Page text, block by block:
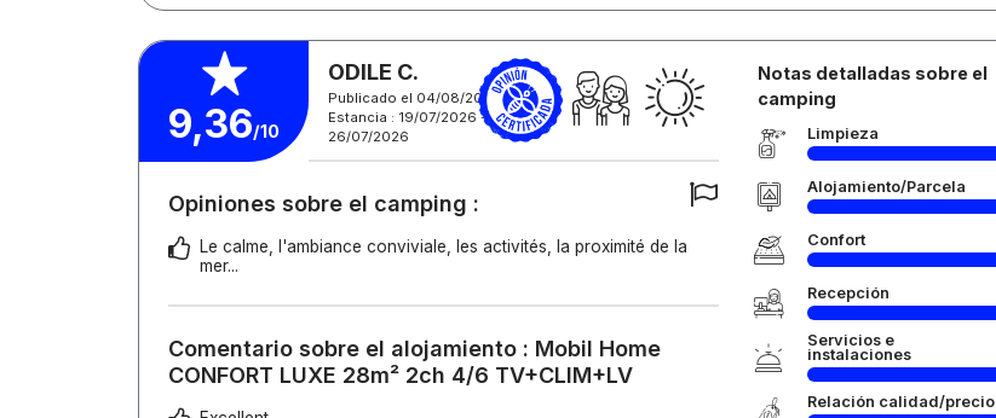
9,36/10
ODILE C.
Publicado el 04/08/2026
Estancia : 19/07/2026 -
26/07/2026
Opiniones sobre el camping :
Le calme, l'ambiance conviviale, les activités, la proximité de la
mer...
Comentario sobre el alojamiento : Mobil Home
CONFORT LUXE 28m² 2ch 4/6 TV+CLIM+LV
Notas detalladas sobre el
camping
Limpieza
Alojamiento/Parcela
Confort
Recepción
Servicios e
instalaciones
Relación calidad/precio